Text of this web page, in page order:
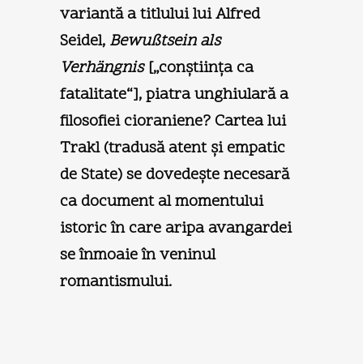
variantă a titlului lui Alfred
Seidel, Bewußtsein als
Verhängnis[„conştiinţa ca
fatalitate“], piatra unghiulară a
filosofiei cioraniene? Cartea lui
Trakl (tradusă atent şi empatic
de State) se dovedeşte necesară
ca document al momentului
istoric în care aripa avangardei
se înmoaie în veninul
romantismului.